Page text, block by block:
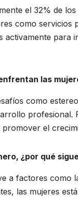
el 32% de
como
activamente
las
como
el
¿por qué
a factores
las mujeres